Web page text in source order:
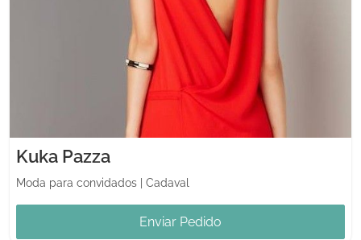
Kuka Pazza
Moda para convidados Cadaval
Enviar Pedido